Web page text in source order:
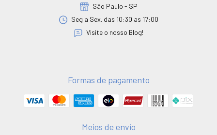
São Paulo - SP
Seg a Sex. das 10:30 as 17:00
Visite o nosso Blog!
Formas de pagamento
Meios de envio